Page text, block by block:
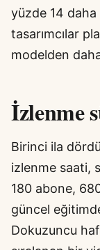
yüzde 14 daha
tasarımcılar
modelden
İzlenme
Birinci ila
izlenme saati,
180 abone,
güncel
Dokuzuncu